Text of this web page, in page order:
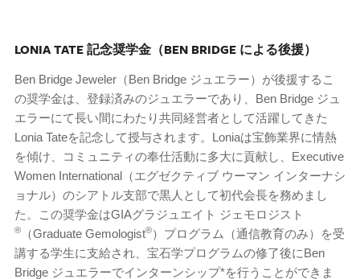
LONIA TATE 記念奨学金（BEN BRIDGE による後援）
Ben Bridge Jeweler（Ben Bridge ジュエラー）が後援するこ
の奨学金は、登録済みのジュエラーであり、Ben Bridge ジュ
エラーにて長い間にわたり共同経営者として活躍してきた
Lonia Tateを記念して授与されます。Loniaは宝飾業界に情熱
を傾け、コミュニティの奉仕活動に多大に貢献し、Executive
Women International（エグゼクティブ ウーマン インターナシ
ョナル）のシアトル支部で黒人として初代会長を務めまし
た。この奨学金はGIAグラジュエイト ジェモロジスト
® （Graduate Gemologist®）プログラム（通信教育のみ）を受
講する学生に支給され、宝石学プログラムの修了後にBen
Bridge ジュエラーでインターンシップ*を行うことができま